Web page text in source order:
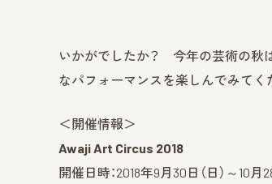
いかがでしたか？ 今年の芸術の秋
なパフォーマンスを楽しんでみてく
＜開催情報＞
Awaji Art Circus 2018
開催日時：2018年9月30日（日）～10